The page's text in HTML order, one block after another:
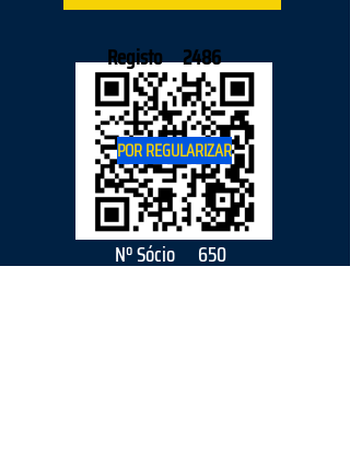
650
Nº Sócio
Registo 2486
POR REGULARIZAR